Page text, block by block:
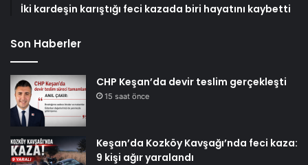
İki kardeşin karıştığı feci kazada biri hayatını kaybetti
Son Haberler
CHP Keşan’da devir teslim gerçekleşti
15 saat önce
Keşan’da Kozköy Kavşağı’nda feci kaza:
9 kişi ağır yaralandı